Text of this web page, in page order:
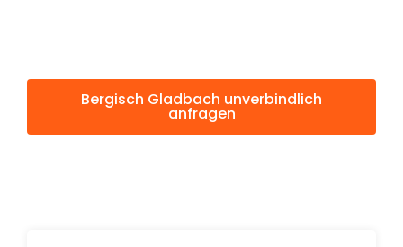
Bergisch Gladbach unverbindlich
anfragen